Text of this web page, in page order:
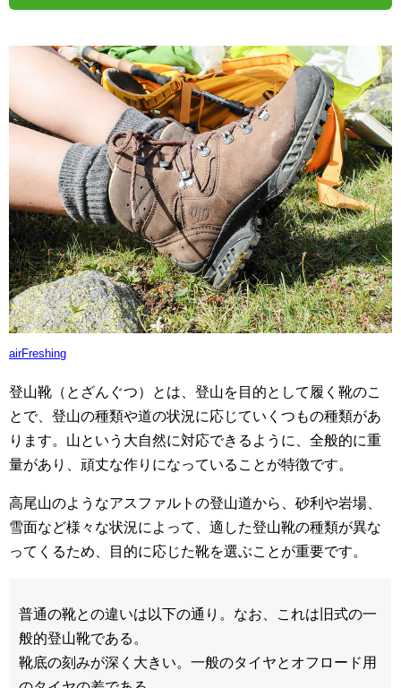
airFreshing
登山靴（とざんぐつ）とは、登山を目的として履く靴のこ
とで、登山の種類や道の状況に応じていくつもの種類があ
ります。山という大自然に対応できるように、全般的に重
量があり、頑丈な作りになっていることが特徴です。
高尾山のようなアスファルトの登山道から、砂利や岩場、
雪面など様々な状況によって、適した登山靴の種類が異な
ってくるため、目的に応じた靴を選ぶことが重要です。
普通の靴との違いは以下の通り。なお、これは旧式の一
般的登山靴である。
靴底の刻みが深く大きい。一般のタイヤとオフロード用